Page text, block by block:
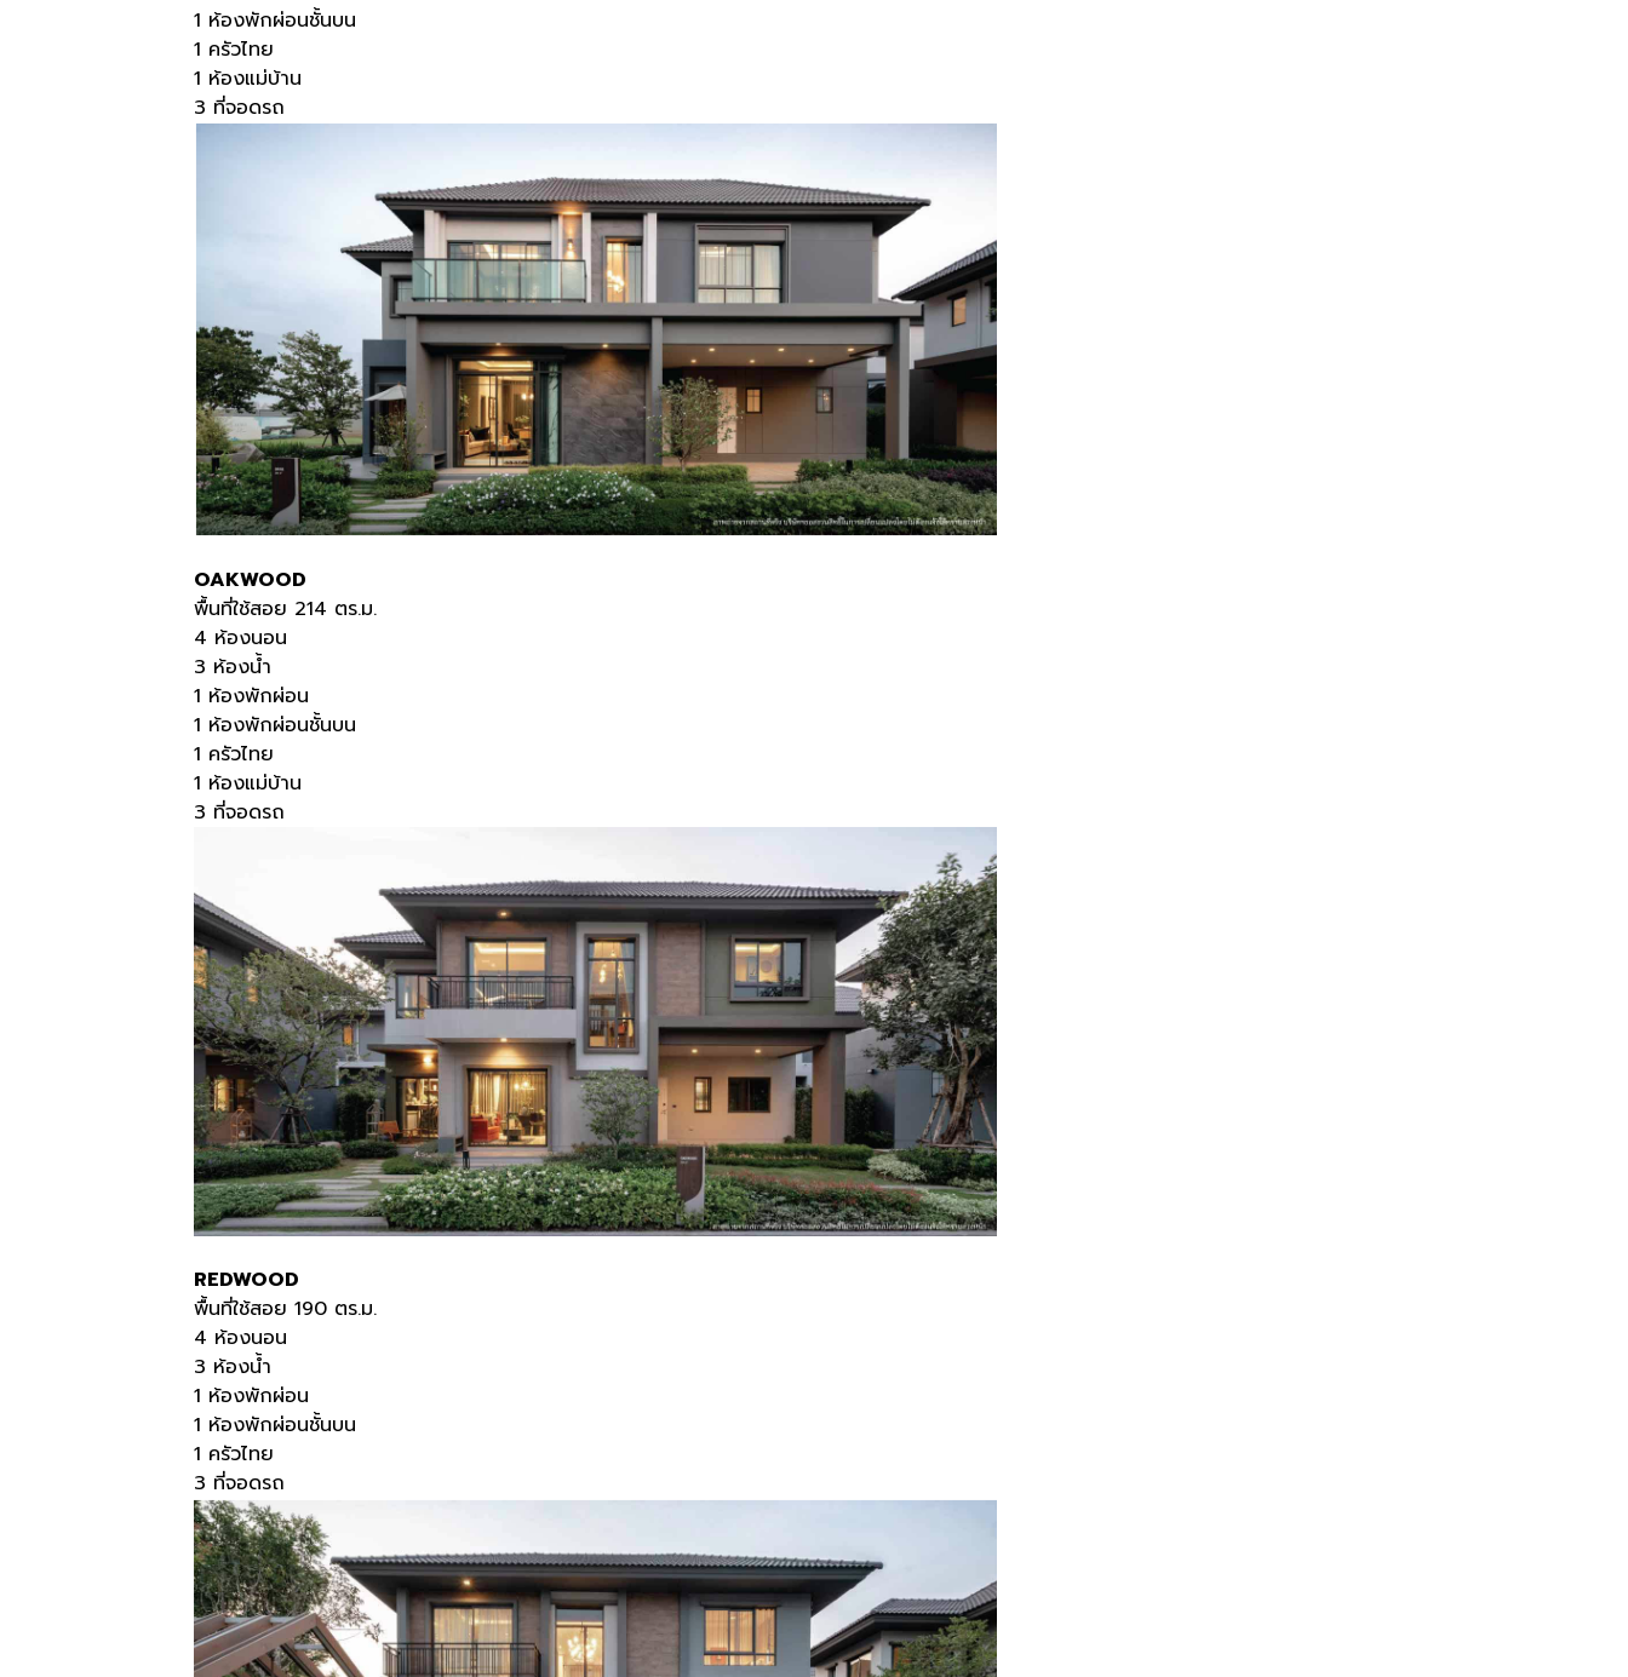
1 ห้องพักผ่อนชั้นบน
1 ครัวไทย
1 ห้องแม่บ้าน
3 ที่จอดรถ
OAKWOOD
พื้นที่ใช้สอย 214 ตร.ม.
4 ห้องนอน
3 ห้องน้ำ
1 ห้องพักผ่อน
1 ห้องพักผ่อนชั้นบน
1 ครัวไทย
1 ห้องแม่บ้าน
3 ที่จอดรถ
REDWOOD
พื้นที่ใช้สอย 190 ตร.ม.
4 ห้องนอน
3 ห้องน้ำ
1 ห้องพักผ่อน
1 ห้องพักผ่อนชั้นบน
1 ครัวไทย
3 ที่จอดรถ